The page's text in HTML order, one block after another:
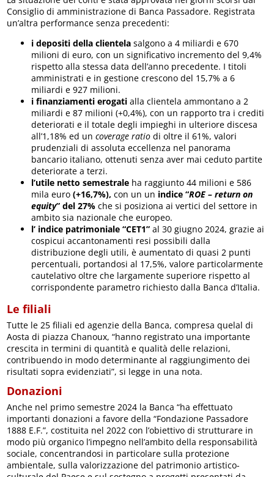
Consiglio di amministrazione di Banca Passadore. Registrata
un’altra performance senza precedenti:
i depositi della clientela salgono a 4 miliardi e 670
milioni di euro, con un significativo incremento del 9,4%
rispetto alla stessa data dell’anno precedente. I titoli
amministrati e in gestione crescono del 15,7% a 6
miliardi e 927 milioni.
i finanziamenti erogati alla clientela ammontano a 2
miliardi e 87 milioni (+0,4%), con un rapporto tra i crediti
deteriorati e il totale degli impieghi in ulteriore discesa
all’1,18% ed uncoverage ratio di oltre il 61%, valori
prudenziali di assoluta eccellenza nel panorama
bancario italiano, ottenuti senza aver mai ceduto partite
deteriorate a terzi.
l’utile netto semestrale ha raggiunto 44 milioni e 586
mila euro(+16,7%), con un un indice “ROE – return on
equity” del 27% che si posiziona ai vertici del settore in
ambito sia nazionale che europeo.
l’ indice patrimoniale “CET1”al 30 giugno 2024, grazie ai
cospicui accantonamenti resi possibili dalla
distribuzione degli utili, è aumentato di quasi 2 punti
percentuali, portandosi al 17,5%, valore particolarmente
cautelativo oltre che largamente superiore rispetto al
corrispondente parametro richiesto dalla Banca d’Italia.
Le filiali
Tutte le 25 filiali ed agenzie della Banca, compresa quelal di
Aosta di piazza Chanoux, “hanno registrato una importante
crescita in termini di quantità e qualità delle relazioni,
contribuendo in modo determinante al raggiungimento dei
risultati sopra evidenziati”, si legge in una nota.
Donazioni
Anche nel primo semestre 2024 la Banca “ha effettuato
importanti donazioni a favore della “Fondazione Passadore
1888 E.F.”, costituita nel 2022 con l’obiettivo di strutturare in
modo più organico l’impegno nell’ambito della responsabilità
sociale, concentrandosi in particolare sulla protezione
ambientale, sulla valorizzazione del patrimonio artistico-